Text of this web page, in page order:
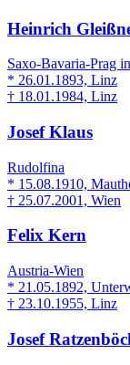
Heinrich
Saxo-Bavaria-Prag
* 26.01.1893, Linz
† 18.01.1984, Linz
Josef Klaus
Rudolfina
* 15.08.1910,
† 25.07.2001, Wien
Felix Kern
Austria-Wien
* 21.05.1892,
† 23.10.1955, Linz
Josef